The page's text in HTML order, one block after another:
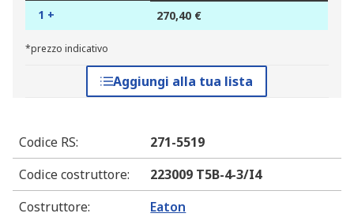
1 + 270,40 €
*prezzo indicativo
Aggiungi alla tua lista
Codice RS:
271-5519
Codice costruttore:
223009 T5B-4-3/I4
Costruttore: Eaton